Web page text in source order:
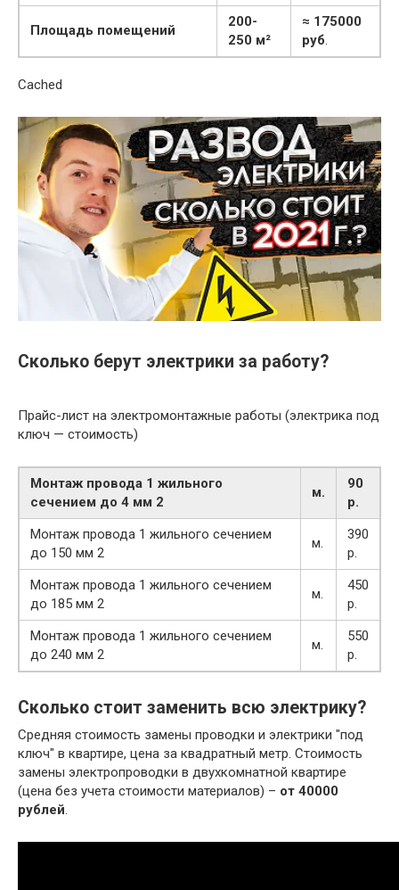
Площадь помещений
200-
250 м²
≈ 175000
руб.
Cached
Сколько берут электрики за работу?
Прайс-лист на электромонтажные работы (электрика под
ключ — стоимость)
Монтаж провода 1 жильного
сечением до 4 мм 2
м.
90
р.
Монтаж провода 1 жильного сечением
до 150 мм 2
м.
390
р.
Монтаж провода 1 жильного сечением
до 185 мм 2
м.
450
р.
Монтаж провода 1 жильного сечением
до 240 мм 2
м.
550
р.
Сколько стоит заменить всю электрику?
Средняя стоимость замены проводки и электрики "под
ключ" в квартире, цена за квадратный метр. Стоимость
замены электропроводки в двухкомнатной квартире
(цена без учета стоимости материалов) – от 40000
рублей.